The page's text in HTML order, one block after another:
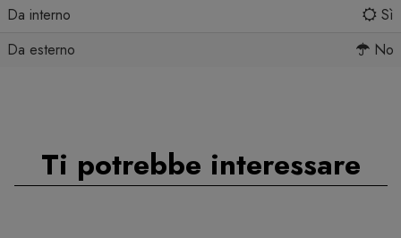
Da interno
Sì
Da esterno
No
Ti potrebbe interessare